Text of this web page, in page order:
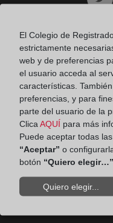
Ir
Ir
Ir
Ir
El Colegio de
estrictamente
web y de preferencias
el usuario acceda al
características.
preferencias, y para
parte del usuario de la
Clica AQUÍ para más
Puede aceptar todas
“Aceptar” o
botón “Quiero elegir…”
Quiero elegir...